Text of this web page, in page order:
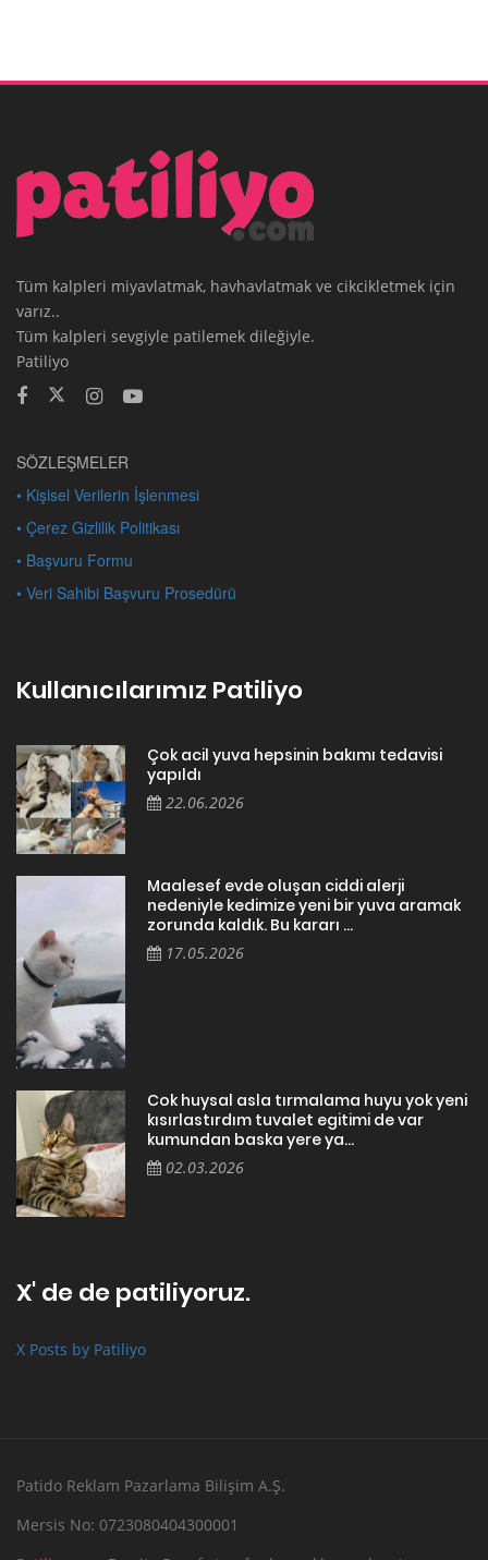
Tüm kalpleri miyavlatmak, havhavlatmak ve cikcikletmek için
varız..
Tüm kalpleri sevgiyle patilemek dileğiyle.
Patiliyo
SÖZLEŞMELER
• Kişisel Verilerin İşlenmesi
• Çerez Gizlilik Politikası
• Başvuru Formu
• Veri Sahibi Başvuru Prosedürü
Kullanıcılarımız Patiliyo
Çok acil yuva hepsinin bakımı tedavisi
yapıldı
22.06.2026
Maalesef evde oluşan ciddi alerji
nedeniyle kedimize yeni bir yuva aramak
zorunda kaldık. Bu kararı ...
17.05.2026
Cok huysal asla tırmalama huyu yok yeni
kısırlastırdım tuvalet egitimi de var
kumundan baska yere ya...
02.03.2026
X' de de patiliyoruz.
X Posts by Patiliyo
Patido Reklam Pazarlama Bilişim A.Ş.
Mersis No: 0723080404300001